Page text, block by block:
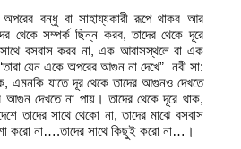
বন্ধু বা সাহায্যকারী রূপে থাকব আর
থেকে সম্পর্ক ছিন্ন করব, তাদের থেকে দূরে
সাথে বসবাস করব না, এক আবাসস্থলে বা এক
যেন একে অপরের আগুন না দেখে” নবী সা:
এমনকি যাতে দূর থেকে তাদের আগুনও দেখতে
আগুন দেখতে না পায়। তাদের থেকে দূরে থাক,
তাদের সাথে থেকো না, তাদের মাঝে বসবাস
করো না….তাদের সাথে কিছুই করো না…।